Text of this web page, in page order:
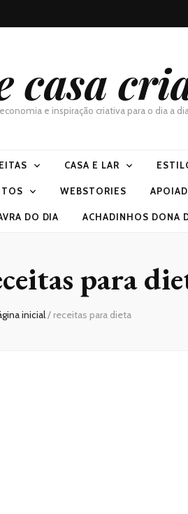
casa
e inspiração criativa para o dia a
CASA E LAR
WEBSTORIES
DO DIA ACHADINHOS DONA
para
inicial/ receitas para dieta